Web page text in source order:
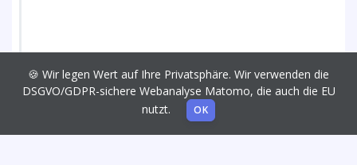
🍪 Wir legen Wert auf Ihre Privatsphäre. Wir verwenden die
DSGVO/GDPR-sichere Webanalyse Matomo, die auch die EU
nutzt.
OK